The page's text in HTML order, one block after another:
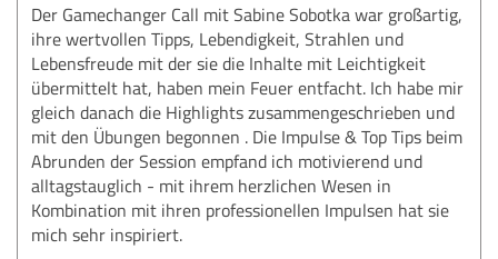
Der Gamechanger Call mit Sabine Sobotka war großartig,
ihre wertvollen Tipps, Lebendigkeit, Strahlen und
Lebensfreude mit der sie die Inhalte mit Leichtigkeit
übermittelt hat, haben mein Feuer entfacht. Ich habe mir
gleich danach die Highlights zusammengeschrieben und
mit den Übungen begonnen . Die Impulse & Top Tips beim
Abrunden der Session empfand ich motivierend und
alltagstauglich - mit ihrem herzlichen Wesen in
Kombination mit ihren professionellen Impulsen hat sie
mich sehr inspiriert.